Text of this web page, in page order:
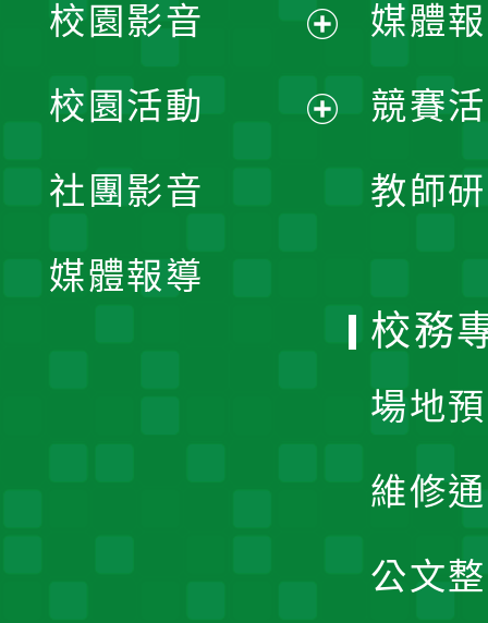
媒體
競賽
教師
校園影音
開
校園活動
社團影音
媒體報導
校務
場地
維修
公文